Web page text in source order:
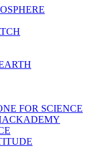
FOR SCIENCE